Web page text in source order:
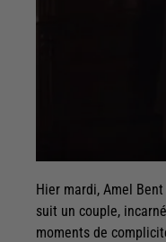
Hier mardi, Amel
suit un couple,
moments de